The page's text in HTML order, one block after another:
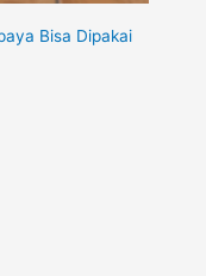
Bisa Dipakai